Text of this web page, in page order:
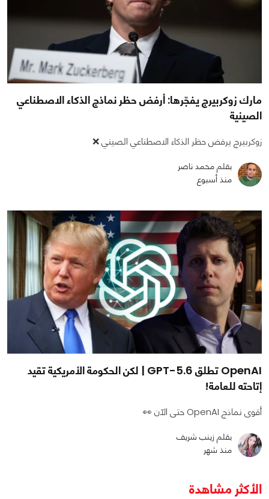
مارك زوكربيرج يفجّرها: أرفض حظر نماذج الذكاء الاصطناعي
الصينية
زوكربيرج يرفض حظر الذكاء الاصطناعي الصيني ❌
بقلم محمد ناصر
منذ أسبوع
OpenAI تطلق GPT-5.6 | لكن الحكومة الأمريكية تقيد
إتاحته للعامة!
أقوى نماذج OpenAI حتى الآن 👀
بقلم زينب شريف
منذ شهر
الأكثر مشاهدة